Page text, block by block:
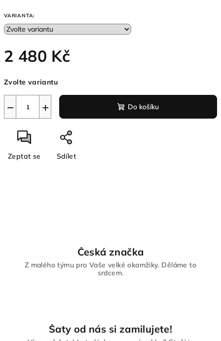
VARIANTA:
2 480 Kč
cena:
Zvolte variantu
+
− Do košíku
Zeptat se Sdílet
Česká značka
Z malého týmu pro Vaše velké okamžiky. Děláme to
srdcem.
Šaty od nás si zamilujete!